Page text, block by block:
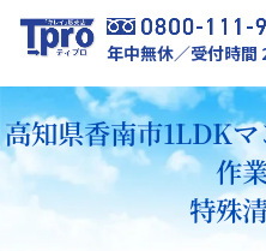
年中無休／受付時間
高知県香南市1LDK
作
特殊